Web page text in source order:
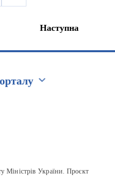
Наступна
Міністрів України. Проєкт